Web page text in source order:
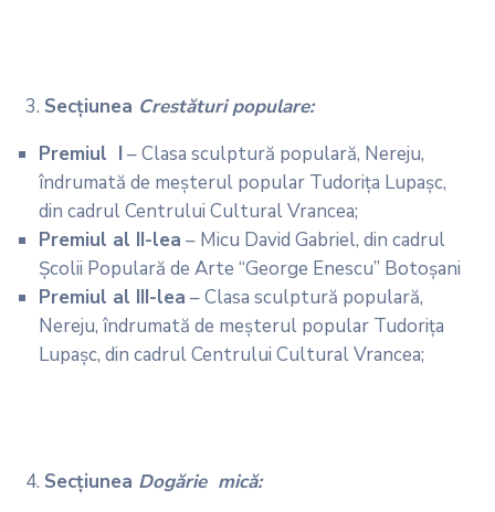
Secţiunea Crestături populare:
Premiul I – Clasa sculptură populară, Nereju,
îndrumată de meșterul popular Tudorița Lupașc,
din cadrul Centrului Cultural Vrancea;
Premiul al II-lea – Micu David Gabriel, din cadrul
Școlii Populară de Arte “George Enescu” Botoșani
Premiul al III-lea – Clasa sculptură populară,
Nereju, îndrumată de meșterul popular Tudorița
Lupașc, din cadrul Centrului Cultural Vrancea;
Secţiunea Dogărie mică: